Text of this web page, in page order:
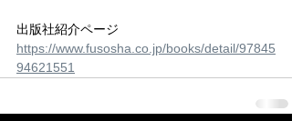
出版社紹介ページ
https://www.fusosha.co.jp/books/detail/97845
94621551